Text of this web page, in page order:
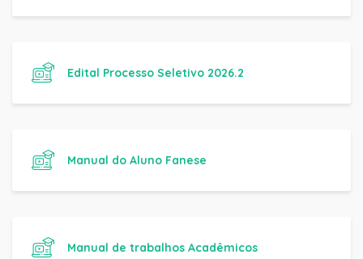
Edital Processo Seletivo 2026.2
Manual do Aluno Fanese
Manual de trabalhos Acadêmicos